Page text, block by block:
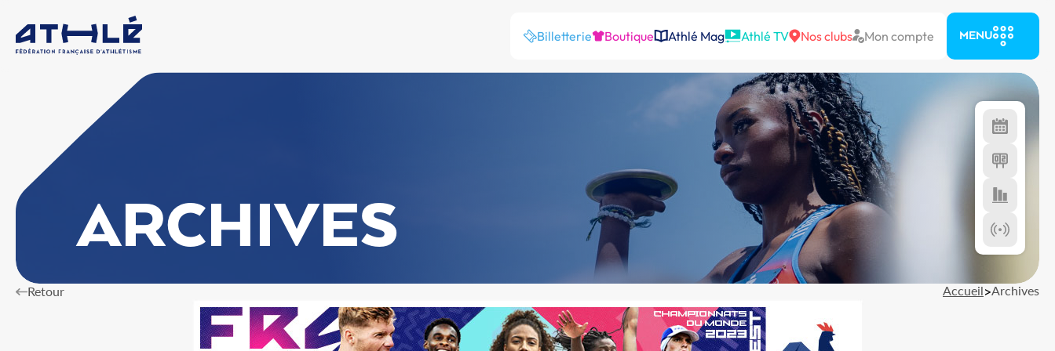
Billetterie Boutique Athlé Mag Athlé TV Nos clubs Mon compte MENU
ARCHIVES
Retour Accueil>Archives